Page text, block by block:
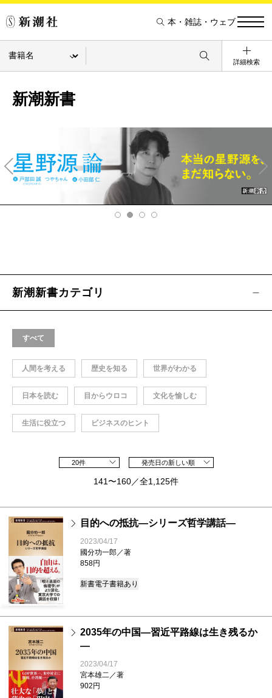
本・雑誌・ウェブ
詳細検索
新潮新書
v
Ne
xt
新潮新書カテゴリ
すべて
人間を考える 歴史を知る 世界がわかる
日本を読む 目からウロコ 文化を愉しむ
生活に役立つ ビジネスのヒント
20件 発売日の新しい順
141〜160／全1,125件
目的への抵抗―シリーズ哲学講話―
2023/04/17
國分功一郎／著
858円
新書電子書籍あり
2035年の中国―習近平路線は生き残るか
―
2023/04/17
宮本雄二／著
902円